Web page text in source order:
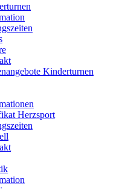
Kinderturnen
Herzsport